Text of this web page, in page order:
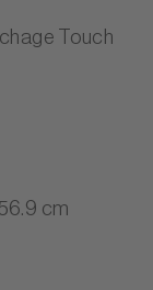
Touch
cm